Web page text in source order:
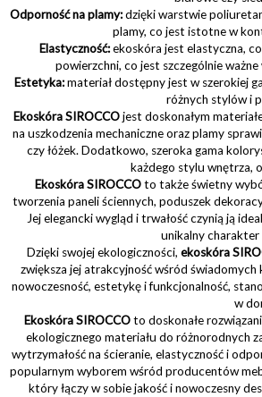
Odporność na plamy:dzięki warstwie
plamy, co jest istotne w
Elastyczność:ekoskóra jest elastyczna,
powierzchni, co jest szczególnie
Estetyka:materiał dostępny jest w szerokiej
różnych stylów i
Ekoskóra SIROCCOjest doskonałym
na uszkodzenia mechaniczne oraz plamy
czy łóżek. Dodatkowo, szeroka gama
każdego stylu wnętrza,
Ekoskóra SIROCCOto także świetny
tworzenia paneli ściennych, poduszek
Jej elegancki wygląd i trwałość czynią ją
unikalny charakter
Dzięki swojej ekologiczności, ekoskóra
zwiększa jej atrakcyjność wśród
nowoczesność, estetykę i funkcjonalność,
w
Ekoskóra SIROCCOto doskonałe
ekologicznego materiału do różnorodnych
wytrzymałość na ścieranie, elastyczność i
popularnym wyborem wśród producentów
który łączy w sobie jakość i nowoczesny